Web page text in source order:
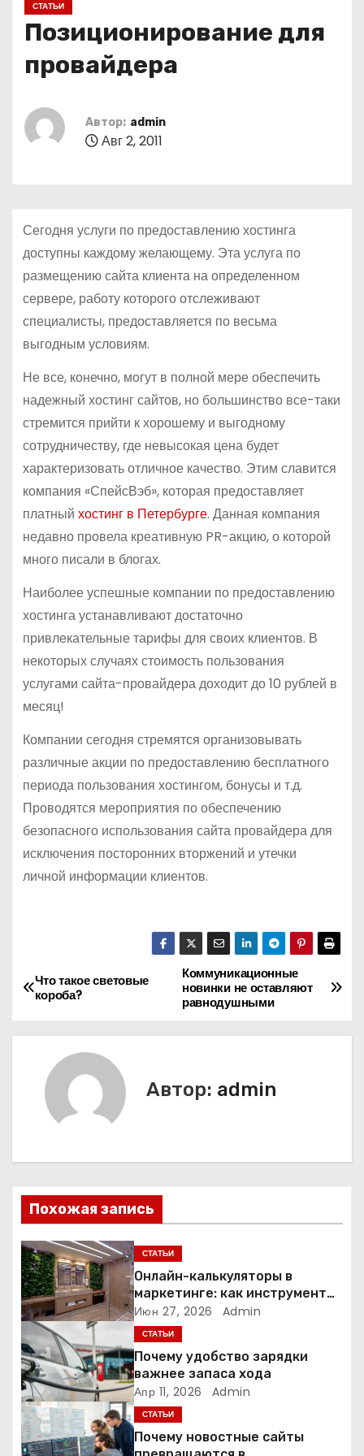
СТАТЬИ
Позиционирование для
провайдера
Автор: admin
Авг 2, 2011
Сегодня услуги по предоставлению хостинга
доступны каждому желающему. Эта услуга по
размещению сайта клиента на определенном
сервере, работу которого отслеживают
специалисты, предоставляется по весьма
выгодным условиям.
Не все, конечно, могут в полной мере обеспечить
надежный хостинг сайтов, но большинство все-таки
стремится прийти к хорошему и выгодному
сотрудничеству, где невысокая цена будет
характеризовать отличное качество. Этим славится
компания «СпейсВэб», которая предоставляет
платный хостинг в Петербурге. Данная компания
недавно провела креативную PR-акцию, о которой
много писали в блогах.
Наиболее успешные компании по предоставлению
хостинга устанавливают достаточно
привлекательные тарифы для своих клиентов. В
некоторых случаях стоимость пользования
услугами сайта-провайдера доходит до 10 рублей в
месяц!
Компании сегодня стремятся организовывать
различные акции по предоставлению бесплатного
периода пользования хостингом, бонусы и т.д.
Проводятся мероприятия по обеспечению
безопасного использования сайта провайдера для
исключения посторонних вторжений и утечки
личной информации клиентов.
Н
ц
и
я
п
о
з
а
п
Коммуникационные
новинки не оставляют
равнодушными
Что такое световые
короба?
Автор: admin
Похожая запись
СТАТЬИ
Онлайн-калькуляторы в
маркетинге: как инструмент
расчёта стоимости
превращает посетителя в
клиента
Июн 27, 2026 Admin
СТАТЬИ
Почему удобство зарядки
важнее запаса хода
Апр 11, 2026 Admin
СТАТЬИ
Почему новостные сайты